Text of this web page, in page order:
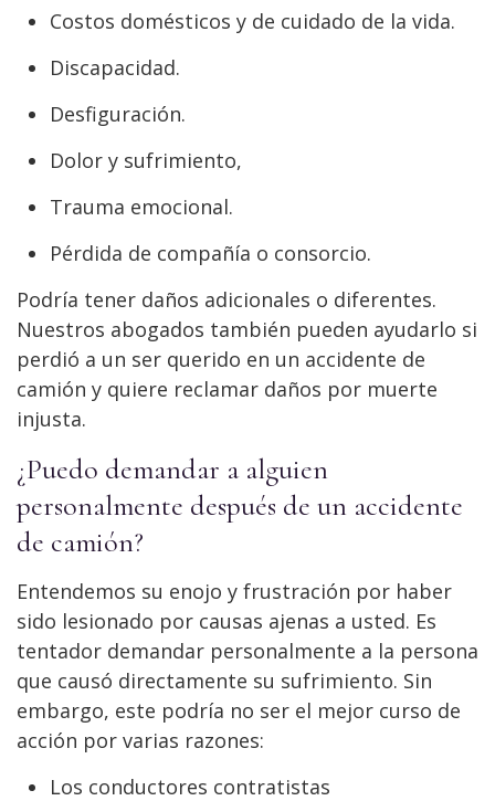
Costos domésticos y de cuidado de la vida.
Discapacidad.
Desfiguración.
Dolor y sufrimiento,
Trauma emocional.
Pérdida de compañía o consorcio.
Podría tener daños adicionales o diferentes.
Nuestros abogados también pueden ayudarlo si
perdió a un ser querido en un accidente de
camión y quiere reclamar daños por muerte
injusta.
¿Puedo demandar a alguien
personalmente después de un accidente
de camión?
Entendemos su enojo y frustración por haber
sido lesionado por causas ajenas a usted. Es
tentador demandar personalmente a la persona
que causó directamente su sufrimiento. Sin
embargo, este podría no ser el mejor curso de
acción por varias razones:
Los conductores contratistas